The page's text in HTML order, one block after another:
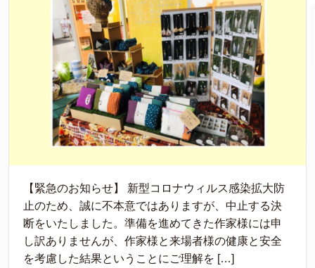
【緊急のお知らせ】 新型コロナウィルス感染拡大防
止のため、誠に不本意ではありますが、中止する決
断をいたしました。準備を進めてきた作家様には申
し訳ありませんが、作家様と来場者様の健康と安全
を考慮した結果ということにご理解を […]